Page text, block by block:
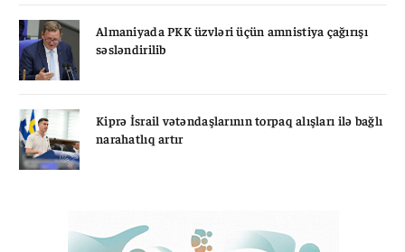
Almaniyada PKK üzvləri üçün amnistiya çağırışı
səsləndirilib
Kiprə İsrail vətəndaşlarının torpaq alışları ilə bağlı
narahatlıq artır